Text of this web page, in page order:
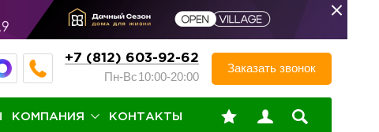
+7 (812) 603-92-62
Пн-Вс10:00-20:00
Заказать звонок
КОМПАНИЯ КОНТАКТЫ